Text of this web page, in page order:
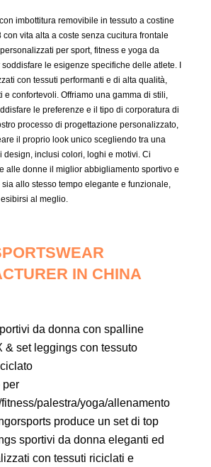
imbottitura removibile in tessuto a costine
vita alta a coste senza cucitura frontale
per sport, fitness e yoga da
le esigenze specifiche delle atlete. I
con tessuti performanti e di alta qualità,
e confortevoli. Offriamo una gamma di stili,
le preferenze e il tipo di corporatura di
processo di progettazione personalizzato,
il proprio look unico scegliendo tra una
design, inclusi colori, loghi e motivi. Ci
alle donne il miglior abbigliamento sportivo e
allo stesso tempo elegante e funzionale,
al meglio.
IN CHINA
da donna con spalline
& set leggings con tessuto
per
palestra/yoga/allenamento
produce un set di top
sportivi da donna eleganti ed
con tessuti riciclati e